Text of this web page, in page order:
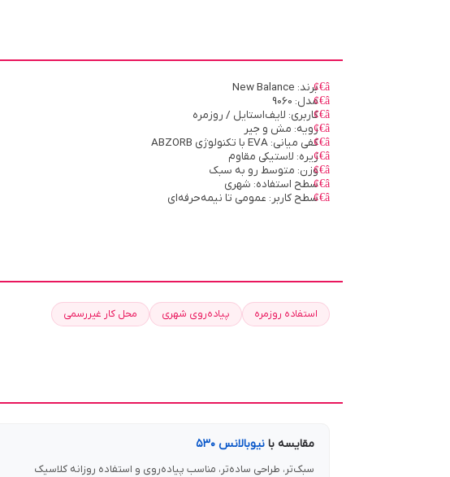
برند: New Balance
مدل: 9060
کاربری: لایف‌استایل / روزمره
رویه: مش و جیر
کفی میانی: EVA با تکنولوژی ABZORB
زیره: لاستیکی مقاوم
وزن: متوسط رو به سبک
سطح استفاده: شهری
سطح کاربر: عمومی تا نیمه‌حرفه‌ای
استفاده روزمره پیاده‌روی شهری محل کار غیررسمی
مقایسه با نیوبالانس ۵۳۰
سبک‌تر، طراحی ساده‌تر، مناسب پیاده‌روی و استفاده روزانه کلاسیک